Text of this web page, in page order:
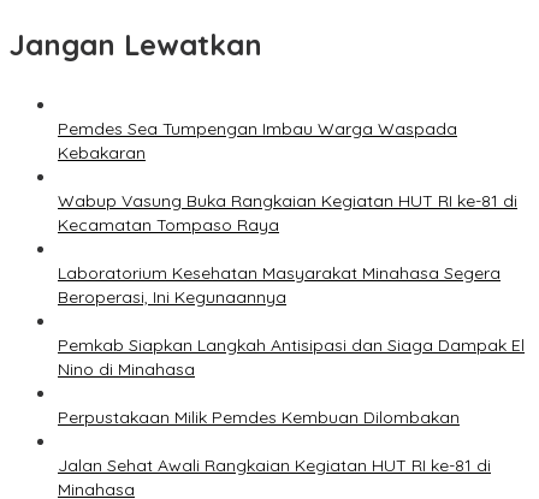
Jangan Lewatkan
Pemdes Sea Tumpengan Imbau Warga Waspada
Kebakaran
Wabup Vasung Buka Rangkaian Kegiatan HUT RI ke-81 di
Kecamatan Tompaso Raya
Laboratorium Kesehatan Masyarakat Minahasa Segera
Beroperasi, Ini Kegunaannya
Pemkab Siapkan Langkah Antisipasi dan Siaga Dampak El
Nino di Minahasa
Perpustakaan Milik Pemdes Kembuan Dilombakan
Jalan Sehat Awali Rangkaian Kegiatan HUT RI ke-81 di
Minahasa